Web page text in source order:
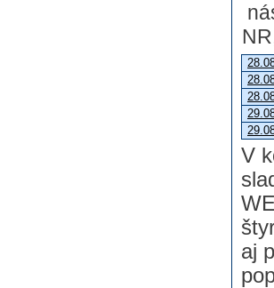
V
aj